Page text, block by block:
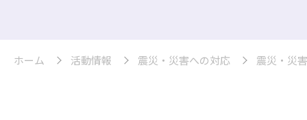
ホーム 活動情報 震災・災害への対応 震災・災